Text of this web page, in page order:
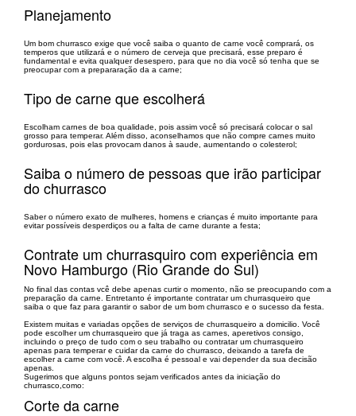
Planejamento
Um bom churrasco exige que você saiba o quanto de carne você comprará, os
temperos que utilizará e o número de cerveja que precisará, esse preparo é
fundamental e evita qualquer desespero, para que no dia você só tenha que se
preocupar com a prepararação da a carne;
Tipo de carne que escolherá
Escolham carnes de boa qualidade, pois assim você só precisará colocar o sal
grosso para temperar. Além disso, aconselhamos que não compre carnes muito
gordurosas, pois elas provocam danos à saude, aumentando o colesterol;
Saiba o número de pessoas que irão participar
do churrasco
Saber o número exato de mulheres, homens e crianças é muito importante para
evitar possíveis desperdiços ou a falta de carne durante a festa;
Contrate um churrasquiro com experiência em
Novo Hamburgo (Rio Grande do Sul)
No final das contas vcê debe apenas curtir o momento, não se preocupando com a
preparação da carne. Entretanto é importante contratar um churrasqueiro que
saiba o que faz para garantir o sabor de um bom churrasco e o sucesso da festa.
Existem muitas e variadas opções de serviços de churrasqueiro a domicilio. Você
pode escolher um churrasqueiro que já traga as carnes, aperetivos consigo,
incluindo o preço de tudo com o seu trabalho ou contratar um churrasqueiro
apenas para temperar e cuidar da carne do churrasco, deixando a tarefa de
escolher a carne com você. A escolha é pessoal e vai depender da sua decisão
apenas.
Sugerimos que alguns pontos sejam verificados antes da iniciação do
churrasco,como:
Corte da carne